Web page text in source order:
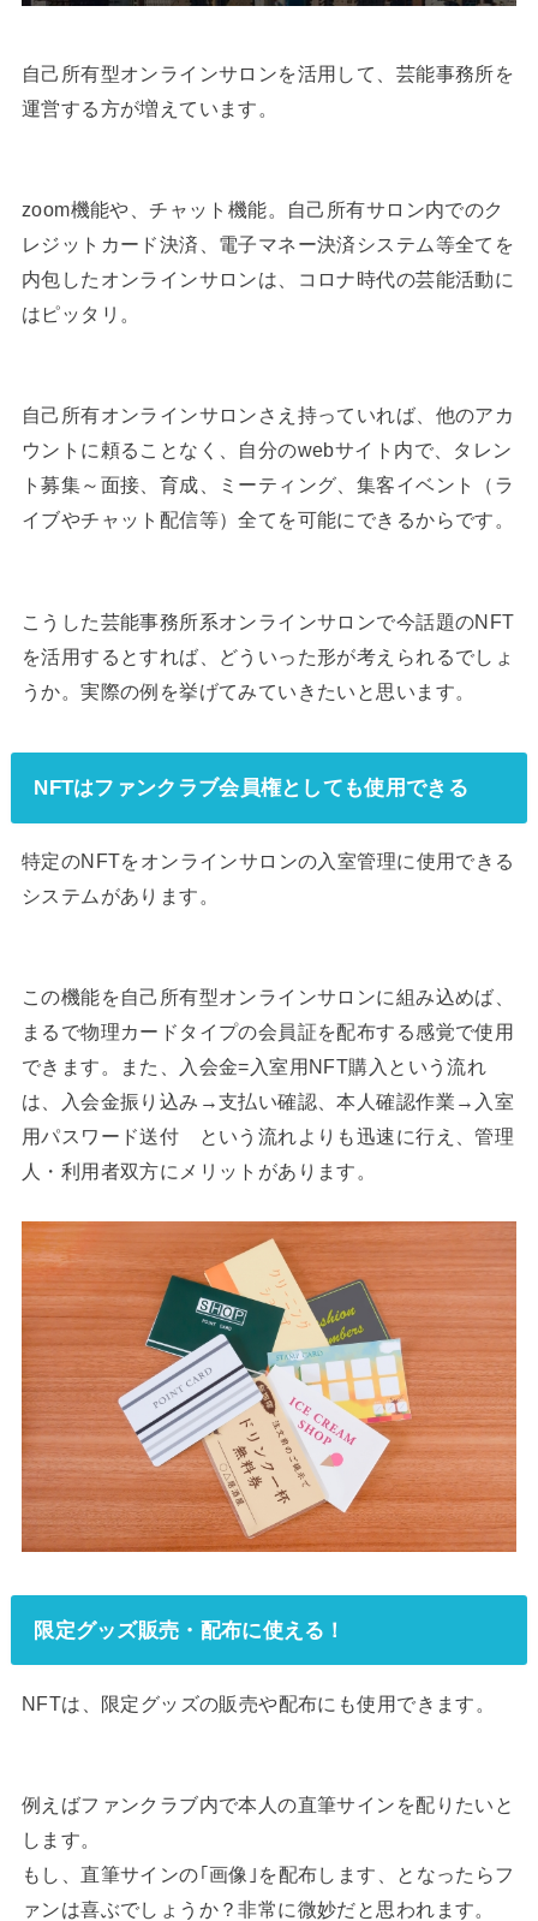
自己所有型オンラインサロンを活用して、芸能事務所を
運営する方が増えています。
zoom機能や、チャット機能。自己所有サロン内でのク
レジットカード決済、電子マネー決済システム等全てを
内包したオンラインサロンは、コロナ時代の芸能活動に
はピッタリ。
自己所有オンラインサロンさえ持っていれば、他のアカ
ウントに頼ることなく、自分のwebサイト内で、タレン
ト募集～面接、育成、ミーティング、集客イベント（ラ
イブやチャット配信等）全てを可能にできるからです。
こうした芸能事務所系オンラインサロンで今話題のNFT
を活用するとすれば、どういった形が考えられるでしょ
うか。実際の例を挙げてみていきたいと思います。
NFTはファンクラブ会員権としても使用できる
特定のNFTをオンラインサロンの入室管理に使用できる
システムがあります。
この機能を自己所有型オンラインサロンに組み込めば、
まるで物理カードタイプの会員証を配布する感覚で使用
できます。また、入会金=入室用NFT購入という流れ
は、入会金振り込み→支払い確認、本人確認作業→入室
用パスワード送付 という流れよりも迅速に行え、管理
人・利用者双方にメリットがあります。
限定グッズ販売・配布に使える！
NFTは、限定グッズの販売や配布にも使用できます。
例えばファンクラブ内で本人の直筆サインを配りたいと
します。
もし、直筆サインの｢画像｣を配布します、となったらフ
ァンは喜ぶでしょうか？非常に微妙だと思われます。